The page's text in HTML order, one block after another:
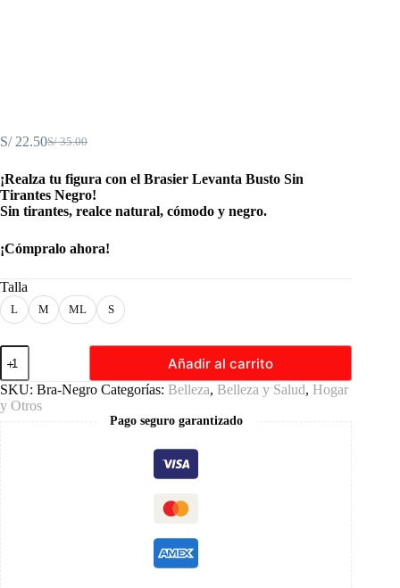
S/35.00
El
original
era:
S/ 35.00.
S/22.50El
actual
es:
S/ 22.50.
¡Realza tu figura con el Brasier Levanta Busto Sin
Tirantes Negro!
Sin tirantes, realce natural, cómodo y negro.
¡Cómpralo ahora!
Talla
L M ML S
Brasiere
Levanta
Busto
Sin
Tirantes
Añadir al carrito
SKU: Bra-Negro Categorías: Belleza, Belleza y Salud, Hogar
y Otros
Pago seguro garantizado